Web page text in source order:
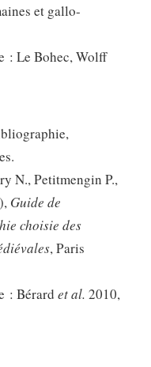
et gallo-
: Le Bohec, Wolff
N., Petitmengin P.,
Guide de
choisie des
, Paris
: Bérard et al. 2010,